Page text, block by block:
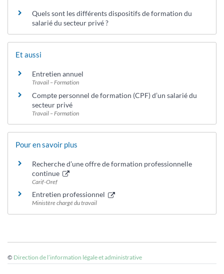
Quels sont les différents dispositifs de formation du
salarié du secteur privé ?
Et aussi
Entretien annuel
Travail – Formation
Compte personnel de formation (CPF) d’un salarié du
secteur privé
Travail – Formation
Pour en savoir plus
Recherche d’une offre de formation professionnelle
continue
Carif-Oref
Entretien professionnel
Ministère chargé du travail
© Direction de l’information légale et administrative